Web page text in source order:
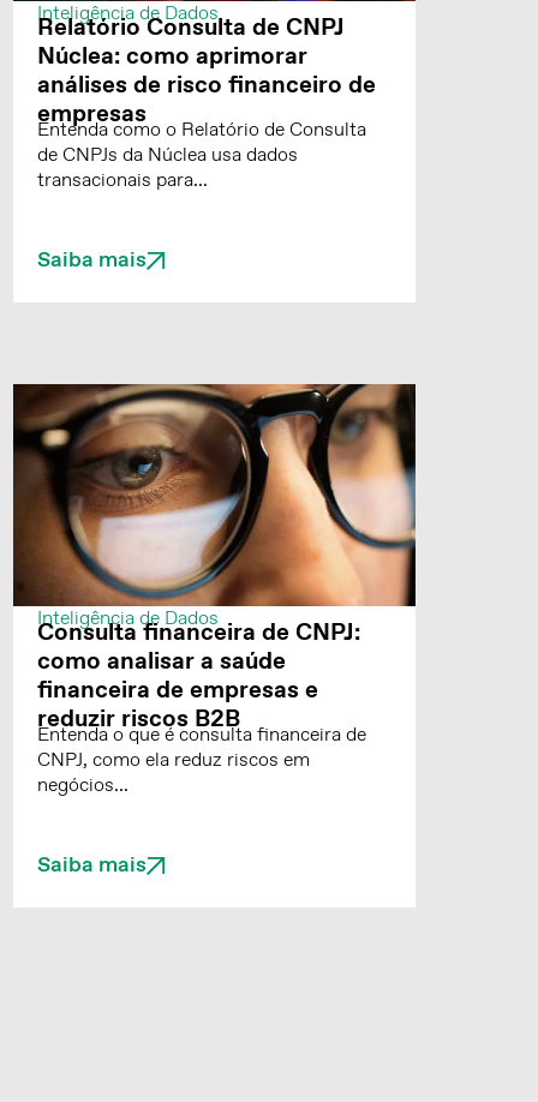
Inteligência de Dados
Relatório Consulta de CNPJ
Núclea: como aprimorar
análises de risco financeiro de
empresas
Entenda como o Relatório de Consulta
de CNPJs da Núclea usa dados
transacionais para...
Saiba mais
Inteligência de Dados
Consulta financeira de CNPJ:
como analisar a saúde
financeira de empresas e
reduzir riscos B2B
Entenda o que é consulta financeira de
CNPJ, como ela reduz riscos em
negócios...
Saiba mais